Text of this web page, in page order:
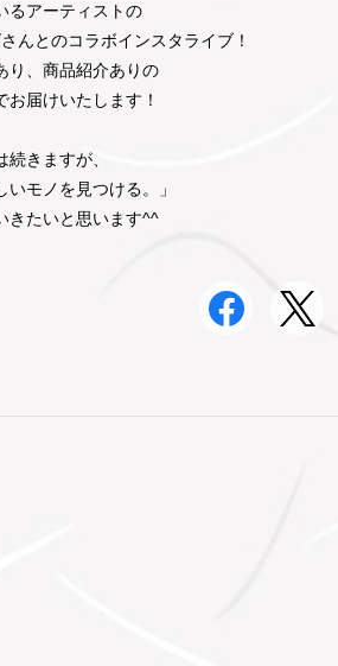
るアーティストの
んとのコラボインスタライブ！
り、商品紹介ありの
届けいたします！
きますが、
いモノを見つける。」
きたいと思います^^